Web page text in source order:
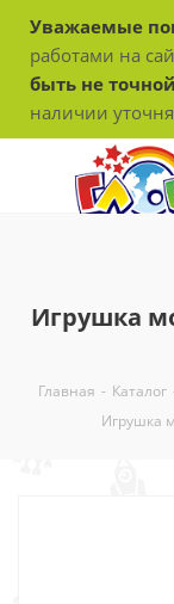
Уважаемые
работами на
быть не точной
наличии
Игрушка
Главная - Каталог
Игрушка